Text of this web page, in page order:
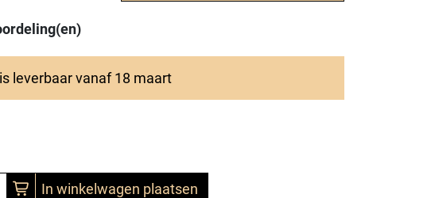
leverbaar vanaf 18 maart
In winkelwagen plaatsen